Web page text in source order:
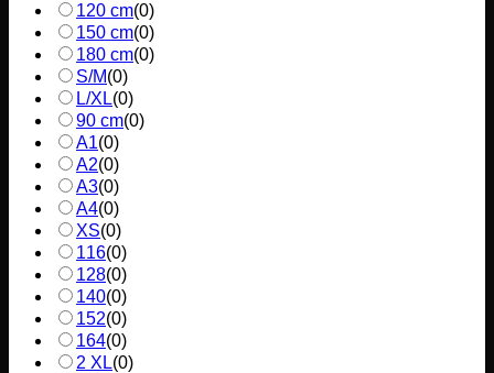
120 cm(0)
150 cm(0)
180 cm(0)
S/M(0)
L/XL(0)
90 cm(0)
A1(0)
A2(0)
A3(0)
A4(0)
XS(0)
116(0)
128(0)
140(0)
152(0)
164(0)
2 XL(0)